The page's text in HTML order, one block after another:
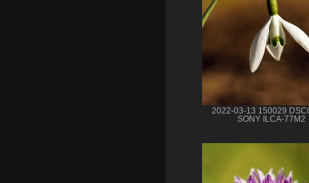
2022-03-13 150029
SONY ILCA-77M2